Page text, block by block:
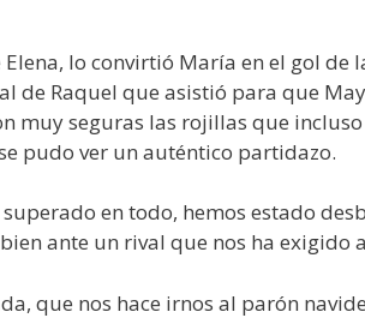
lo convirtió María en el gol de
de Raquel que asistió para que
muy seguras las rojillas que
pudo ver un auténtico partidazo.
en todo, hemos estado
ante un rival que nos ha exigido
que nos hace irnos al parón